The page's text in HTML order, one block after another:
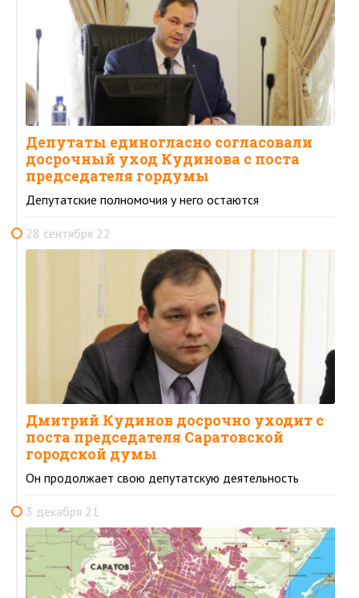
Депутаты единогласно согласовали
досрочный уход Кудинова с поста
председателя гордумы
Депутатские полномочия у него остаются
28 сентября 22
Дмитрий Кудинов досрочно уходит с
поста председателя Саратовской
городской думы
Он продолжает свою депутатскую деятельность
3 декабря 21